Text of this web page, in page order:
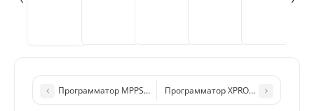
Программатор MPPS V18 для чип-тюнинга ECU автомобилей
Программатор XPROG 6.12 для